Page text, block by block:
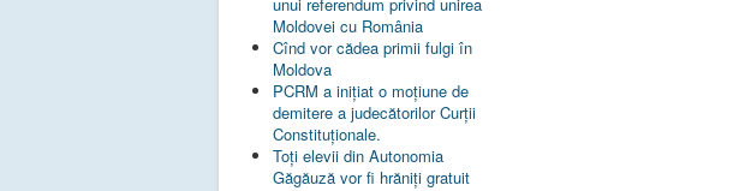
Moldovei cu România
Cînd vor cădea primii fulgi în
Moldova
PCRM a iniţiat o moţiune de
demitere a judecătorilor Curţii
Constituţionale.
Toţi elevii din Autonomia
Găgăuză vor fi hrăniţi gratuit